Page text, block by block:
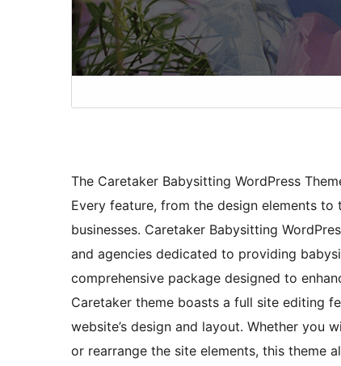
The Caretaker Babysitting WordPress
Every feature, from the design elements
businesses. Caretaker Babysitting
and agencies dedicated to providing
comprehensive package designed to
Caretaker theme boasts a full site editing
website’s design and layout. Whether you
or rearrange the site elements, this theme